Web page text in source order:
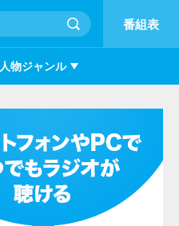
番組表
人物ジャンル